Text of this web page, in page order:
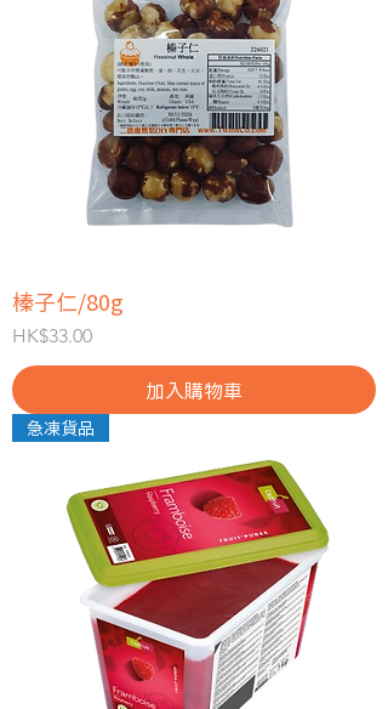
榛子仁/80g
價格
HK$33.00
加入購物車
急凍貨品